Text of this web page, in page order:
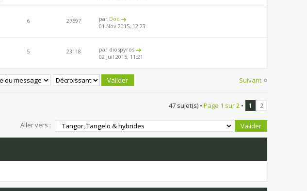
6 27597 par Doc
01 Nov 2015, 12:23
5 23118
par diospyros
02 Juil 2015, 11:21
Suivant
47 sujet(s) • Page 1 sur2 • 1 2
Aller vers :